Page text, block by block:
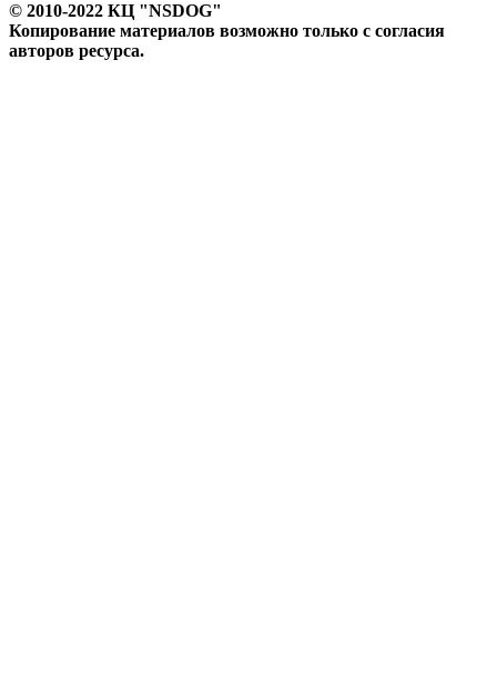
© 2010-2022 КЦ "NSDOG"
Копирование материалов возможно только с согласия
авторов ресурса.